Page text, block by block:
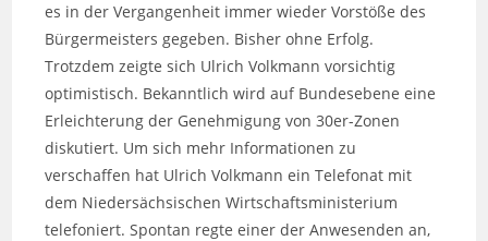
es in der Vergangenheit immer wieder Vorstöße des
Bürgermeisters gegeben. Bisher ohne Erfolg.
Trotzdem zeigte sich Ulrich Volkmann vorsichtig
optimistisch. Bekanntlich wird auf Bundesebene eine
Erleichterung der Genehmigung von 30er-Zonen
diskutiert. Um sich mehr Informationen zu
verschaffen hat Ulrich Volkmann ein Telefonat mit
dem Niedersächsischen Wirtschaftsministerium
telefoniert. Spontan regte einer der Anwesenden an,